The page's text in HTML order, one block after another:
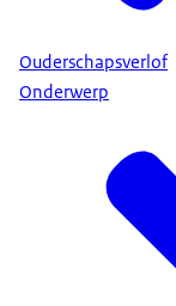
Ouderschapsverlof
Onderwerp